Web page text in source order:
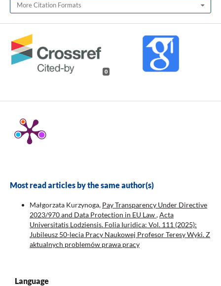
More Citation Formats
0
Most read articles by the same author(s)
Małgorzata Kurzynoga, Pay Transparency Under Directive
2023/970 and Data Protection in EU Law,Acta
Universitatis Lodziensis. Folia Iuridica: Vol. 111 (2025):
Jubileusz 50-lecia Pracy Naukowej Profesor Teresy Wyki. Z
aktualnych problemów prawa pracy
Language